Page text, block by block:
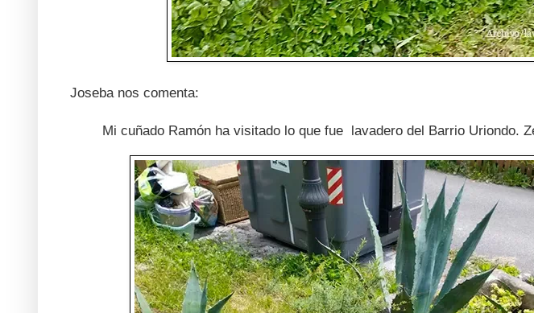
Joseba nos comenta:
Mi cuñado Ramón ha visitado lo que fue lavadero del Barrio Uriondo.